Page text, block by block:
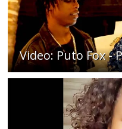
Video: Puto Fox -